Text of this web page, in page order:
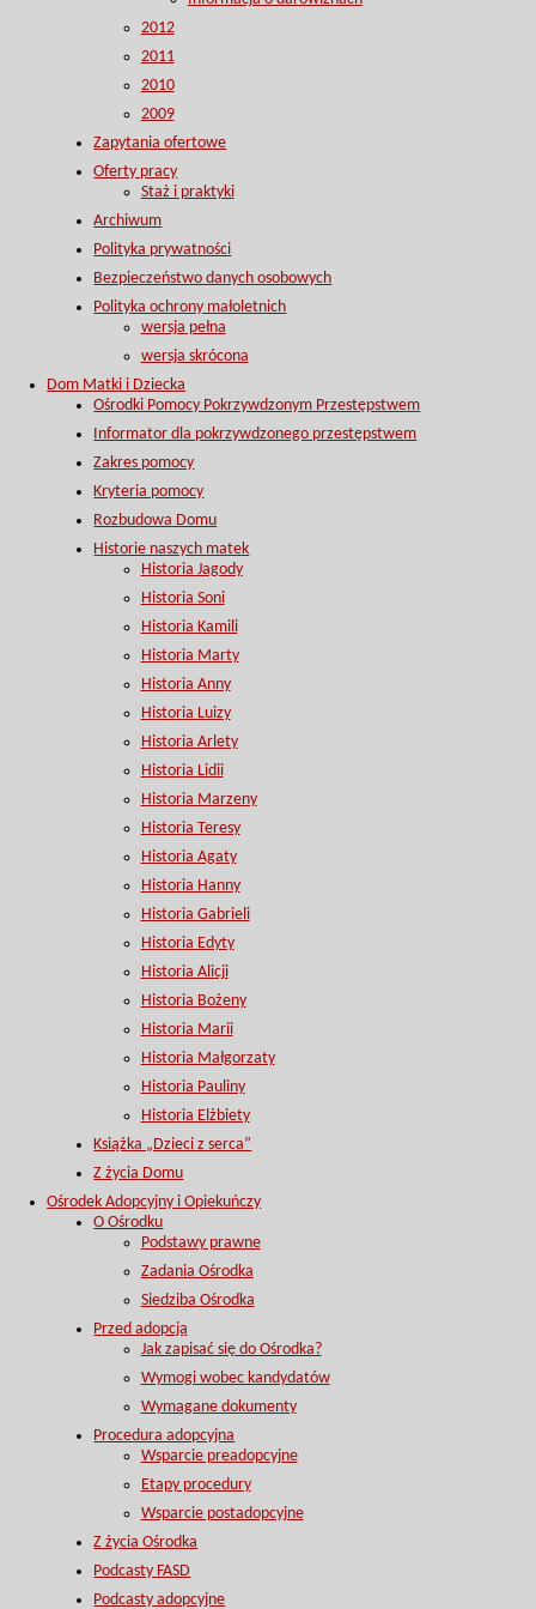
2012
2011
2010
2009
Zapytania ofertowe
Oferty pracy
Staż i praktyki
Archiwum
Polityka prywatności
Bezpieczeństwo danych osobowych
Polityka ochrony małoletnich
wersja pełna
wersja skrócona
Dom Matki i Dziecka
Ośrodki Pomocy Pokrzywdzonym Przestępstwem
Informator dla pokrzywdzonego przestępstwem
Zakres pomocy
Kryteria pomocy
Rozbudowa Domu
Historie naszych matek
Historia Jagody
Historia Soni
Historia Kamili
Historia Marty
Historia Anny
Historia Luizy
Historia Arlety
Historia Lidii
Historia Marzeny
Historia Teresy
Historia Agaty
Historia Hanny
Historia Gabrieli
Historia Edyty
Historia Alicji
Historia Bożeny
Historia Marii
Historia Małgorzaty
Historia Pauliny
Historia Elżbiety
Książka „Dzieci z serca”
Z życia Domu
Ośrodek Adopcyjny i Opiekuńczy
O Ośrodku
Podstawy prawne
Zadania Ośrodka
Siedziba Ośrodka
Przed adopcją
Jak zapisać się do Ośrodka?
Wymogi wobec kandydatów
Wymagane dokumenty
Procedura adopcyjna
Wsparcie preadopcyjne
Etapy procedury
Wsparcie postadopcyjne
Z życia Ośrodka
Podcasty FASD
Podcasty adopcyjne